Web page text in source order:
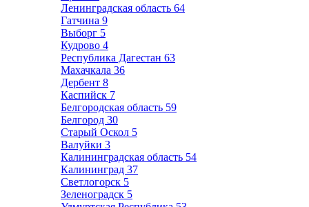
Ленинградская область 64
Гатчина 9
Выборг 5
Кудрово 4
Республика Дагестан 63
Махачкала 36
Дербент 8
Каспийск 7
Белгородская область 59
Белгород 30
Старый Оскол 5
Валуйки 3
Калининградская область 54
Калининград 37
Светлогорск 5
Зеленоградск 5